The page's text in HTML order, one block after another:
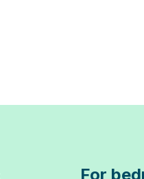
For